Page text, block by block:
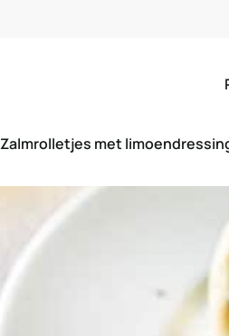
Zalmrolletjes met